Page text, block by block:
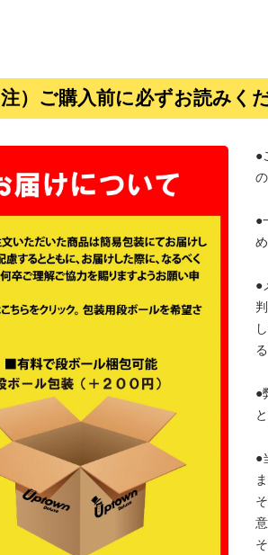
注）ご購入前に必ずお読みく
●
●
●
●
●